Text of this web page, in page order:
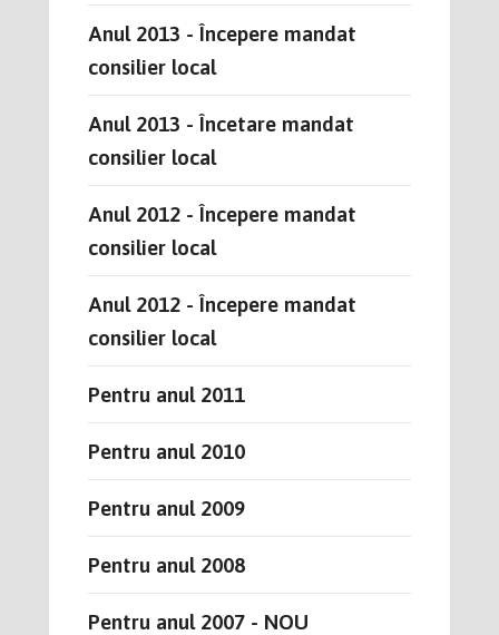
Anul 2013 - Începere mandat
consilier local
Anul 2013 - Încetare mandat
consilier local
Anul 2012 - Începere mandat
consilier local
Anul 2012 - Începere mandat
consilier local
Pentru anul 2011
Pentru anul 2010
Pentru anul 2009
Pentru anul 2008
Pentru anul 2007 - NOU